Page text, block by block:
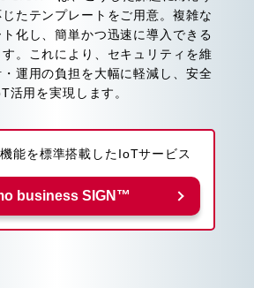
たテンプレートをご用意。複雑な
化し、簡単かつ迅速に導入できる
。これにより、セキュリティを維
運用の負担を大幅に軽減し、安全
活用を実現します。
能を標準搭載したIoTサービス
business SIGN™